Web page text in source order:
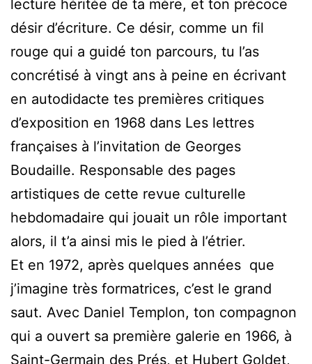
lecture héritée de ta mère, et ton précoce
désir d’écriture. Ce désir, comme un fil
rouge qui a guidé ton parcours, tu l’as
concrétisé à vingt ans à peine en écrivant
en autodidacte tes premières critiques
d’exposition en 1968 dans Les lettres
françaises à l’invitation de Georges
Boudaille. Responsable des pages
artistiques de cette revue culturelle
hebdomadaire qui jouait un rôle important
alors, il t’a ainsi mis le pied à l’étrier.
Et en 1972, après quelques années que
j’imagine très formatrices, c’est le grand
saut. Avec Daniel Templon, ton compagnon
qui a ouvert sa première galerie en 1966, à
Saint-Germain des Prés, et Hubert Goldet,